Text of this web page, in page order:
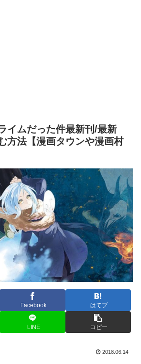
イムだった件最新刊/最新
方法【漫画タウンや漫画村
Facebook はてブ
LINE コピー
2018.06.14